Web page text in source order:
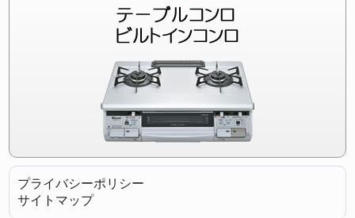
プライバシーポリシー
サイトマップ